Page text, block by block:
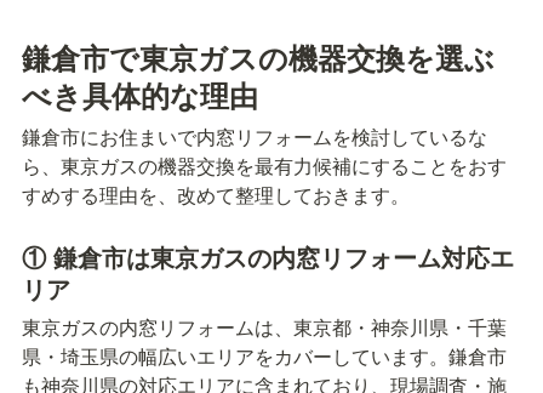
鎌倉市で東京ガスの機器交換を選ぶ
べき具体的な理由
鎌倉市にお住まいで内窓リフォームを検討しているな
ら、東京ガスの機器交換を最有力候補にすることをおす
すめする理由を、改めて整理しておきます。
① 鎌倉市は東京ガスの内窓リフォーム対応エ
リア
東京ガスの内窓リフォームは、東京都・神奈川県・千葉
県・埼玉県の幅広いエリアをカバーしています。鎌倉市
も神奈川県の対応エリアに含まれており、現場調査・施